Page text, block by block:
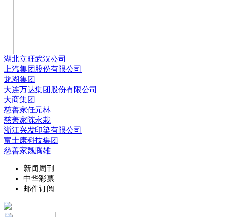
湖北立旺武汉公司
上汽集团股份有限公司
龙湖集团
大连万达集团股份有限公司
大商集团
慈善家任元林
慈善家陈永栽
浙江兴发印染有限公司
富士康科技集团
慈善家魏腾雄
新闻周刊
中华彩票
邮件订阅